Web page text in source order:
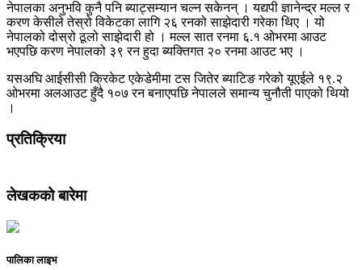
नेपालका अनुभवि कुनै पनि ब्याट्सम्यान चल्न सकेनन् । यद्यपी ज्ञानेन्द्र मल्ल र
करण केसीले तेस्रो विकेटका लागि २६ रनको साझेदारी गरेका थिए । यो
नेपालको दोस्रो ठूलो साझेदारी हो । मल्ल सात रनमा ६.१ ओभरमा आउट
भएपछि करण नेपालको ३९ रन हुदा ब्यक्तिगत २० रनमा आउट भए ।
यसअघि आईसीसी क्रिकेट एकेडेमीमा टस जितेर ब्याटिङ गरेको यूएईले १९.२
ओभरमा अलआउट हुँदै १०७ रन बनाएपछि नेपालले समान्य चुनौती पाएको थियो
।
प्रतिक्रिया
लेखकको बारेमा
पालिका लाइभ